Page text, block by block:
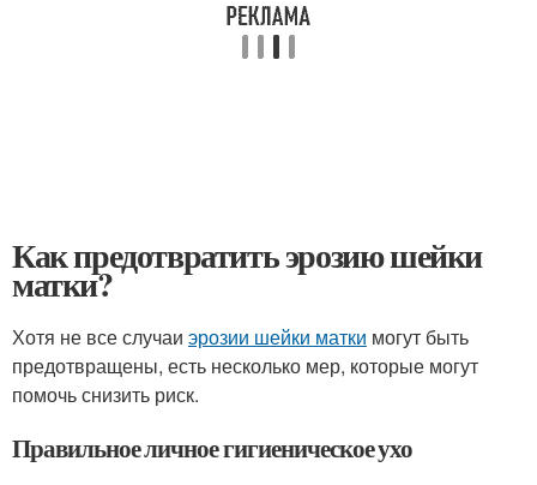
Как предотвратить эрозию шейки
матки?
Хотя не все случаи эрозии шейки матки могут быть
предотвращены, есть несколько мер, которые могут
помочь снизить риск.
Правильное личное гигиеническое ухо